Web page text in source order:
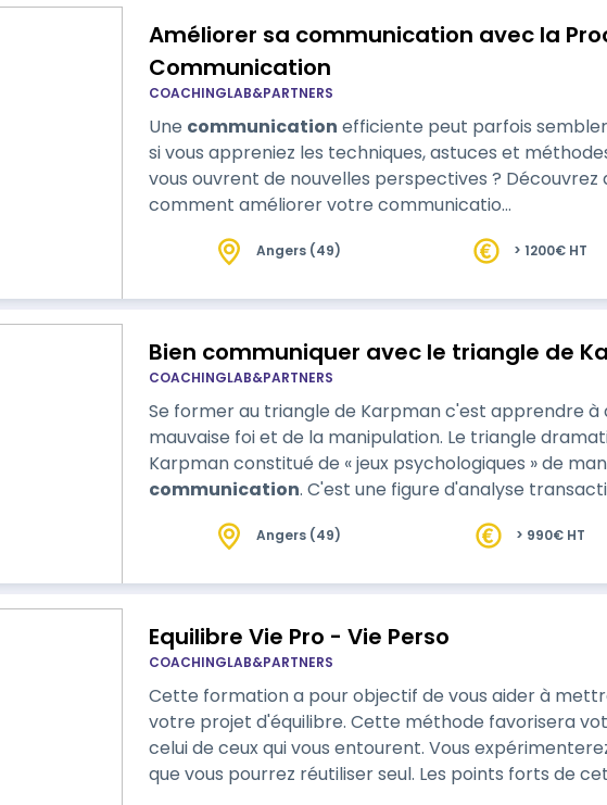
Améliorer sa communication avec la Process
Communication
COACHINGLAB&PARTNERS
Une communication efficiente peut parfois
si vous appreniez les techniques, astuces et
vous ouvrent de nouvelles perspectives ?
comment améliorer votre communicatio…
Angers (49) > 1200€ HT
Bien communiquer avec le triangle de
COACHINGLAB&PARTNERS
Se former au triangle de Karpman c'est apprendre à
mauvaise foi et de la manipulation. Le triangle
Karpman constitué de « jeux psychologiques » de
communication. C'est une figure d'analyse transactionnelle proposée par
entre victime, persécuteur et sauveur. Dans cette
Angers (49) > 990€ HT
Equilibre Vie Pro - Vie Perso
COACHINGLAB&PARTNERS
Cette formation a pour objectif de vous aider à
votre projet d'équilibre. Cette méthode favorisera
celui de ceux qui vous entourent. Vous expérimenterez des outils et concepts
que vous pourrez réutiliser seul. Les points forts de cette formation: + La diversité